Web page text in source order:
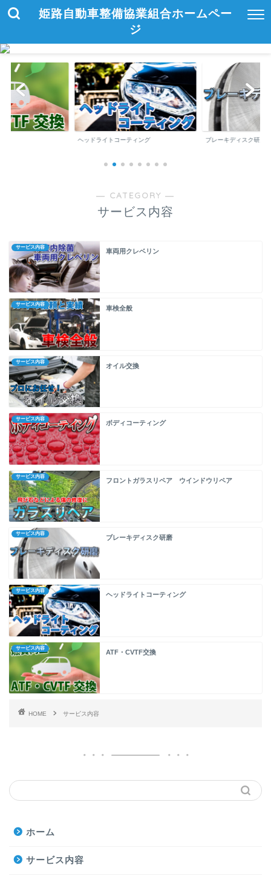
姫路自動車整備協業組合ホームペー
ジ
ヘッドライトコーティング ブレーキディスク研磨
― CATEGORY ―
サービス内容
サービス内容
車両用クレベリン
サービス内容
車検全般
サービス内容
オイル交換
サービス内容
ボディコーティング
サービス内容
フロントガラスリペア ウインドウリペア
サービス内容
ブレーキディスク研磨
サービス内容
ヘッドライトコーティング
サービス内容
ATF・CVTF交換
HOME サービス内容
ホーム
サービス内容